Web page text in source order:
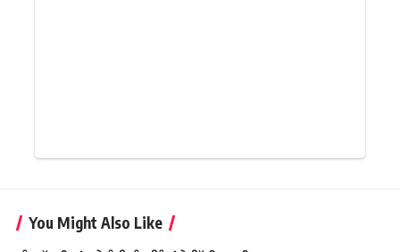
You Might Also Like